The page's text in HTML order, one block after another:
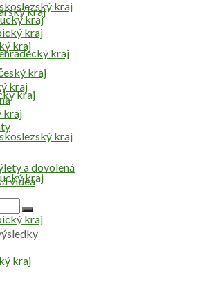
kraj
kraj
kraj
kraj
kraj
kraj
kraj
kraj
kraj
kraj
kraj
kraj
kraj
kraj
a dovolená
videa